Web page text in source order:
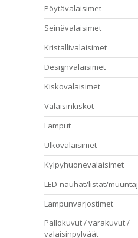
Pöytävalaisimet
Seinävalaisimet
Kristallivalaisimet
Designvalaisimet
Kiskovalaisimet
Valaisinkiskot
Lamput
Ulkovalaisimet
Kylpyhuonevalaisimet
LED-nauhat/listat/
Lampunvarjostimet
Pallokuvut / varakuvut /
valaisinpylväät